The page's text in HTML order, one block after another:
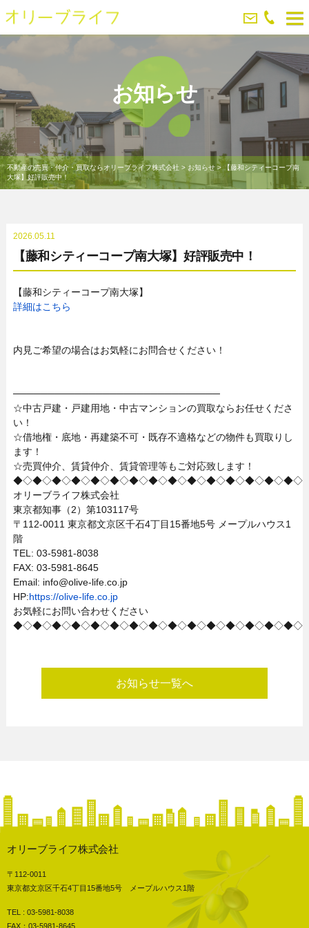
お知らせ
不動産の売買・仲介・買取ならオリーブライフ株式会社 > お知らせ> 【藤和シティーコープ南
大塚】好評販売中！
2026.05.11
【藤和シティーコープ南大塚】好評販売中！
【藤和シティーコープ南大塚】
詳細はこちら
内見ご希望の場合はお気軽にお問合せください！
──────────────────────────────
☆中古戸建・戸建用地・中古マンションの買取ならお任せくださ
い！
☆借地権・底地・再建築不可・既存不適格などの物件も買取りし
ます！
☆売買仲介、賃貸仲介、賃貸管理等もご対応致します！
◆◇◆◇◆◇◆◇◆◇◆◇◆◇◆◇◆◇◆◇◆◇◆◇◆◇◆◇◆◇
オリーブライフ株式会社
東京都知事（2）第103117号
〒112-0011 東京都文京区千石4丁目15番地5号 メープルハウス1
階
TEL: 03-5981-8038
FAX: 03-5981-8645
Email: info@olive-life.co.jp
HP:https://olive-life.co.jp
お気軽にお問い合わせください
◆◇◆◇◆◇◆◇◆◇◆◇◆◇◆◇◆◇◆◇◆◇◆◇◆◇◆◇◆◇
お知らせ一覧へ
オリーブライフ株式会社
〒112-0011
東京都文京区千石4丁目15番地5号 メープルハウス1階
TEL : 03-5981-8038
FAX：03-5981-8645